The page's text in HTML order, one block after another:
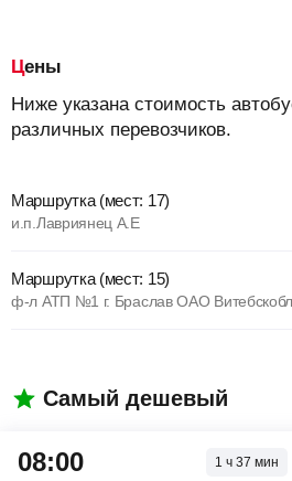
Цены
Ниже указана стоимость автобусных билетов от
различных перевозчиков.
Маршрутка (мест: 17)
и.п.Лавриянец А.Е
Маршрутка (мест: 15)
ф-л АТП №1 г. Браслав ОАО
Самый дешевый
08:00 1 ч 37 мин